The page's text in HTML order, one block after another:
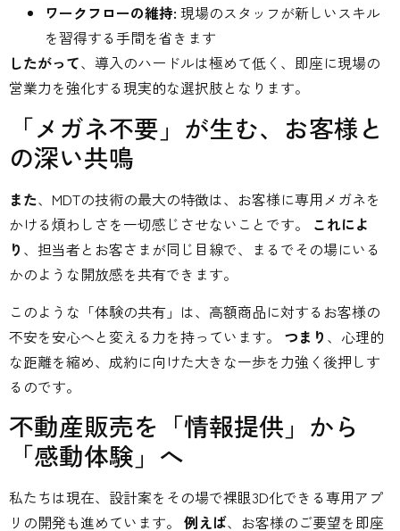
ワークフローの維持: 現場のスタッフが新しいスキル
を習得する手間を省きます
したがって、導入のハードルは極めて低く、即座に現場の
営業力を強化する現実的な選択肢となります。
「メガネ不要」が生む、お客様と
の深い共鳴
また、MDTの技術の最大の特徴は、お客様に専用メガネを
かける煩わしさを一切感じさせないことです。 これによ
り 、担当者とお客さまが同じ目線で、まるでその場にいる
かのような開放感を共有できます。
このような「体験の共有」は、高額商品に対するお客様の
不安を安心へと変える力を持っています。 つまり 、心理的
な距離を縮め、成約に向けた大きな一歩を力強く後押しす
るのです。
不動産販売を「情報提供」から
「感動体験」へ
私たちは現在、設計案をその場で裸眼3D化できる専用アプ
リの開発も進めています。 例えば、お客様のご要望を即座